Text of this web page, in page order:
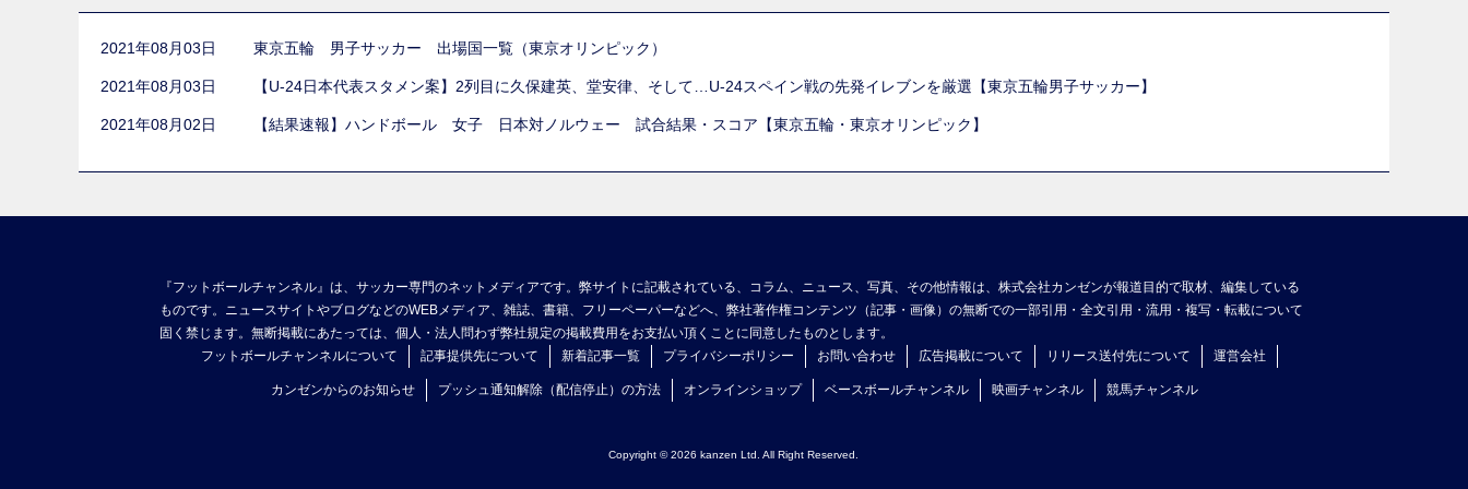
2021年08月03日 東京五輪 男子サッカー 出場国一覧（東京オリンピック）
2021年08月03日 【U-24日本代表スタメン案】2列目に久保建英、堂安律、そして…U-24スペイン戦の先発イレブンを厳選【東京五輪男子サッカー】
2021年08月02日 【結果速報】ハンドボール 女子 日本対ノルウェー 試合結果・スコア【東京五輪・東京オリンピック】
『フットボールチャンネル』は、サッカー専門のネットメディアです。弊サイトに記載されている、コラム、ニュース、写真、その他情報は、株式会社カンゼンが報道目的で取材、編集している
ものです。ニュースサイトやブログなどのWEBメディア、雑誌、書籍、フリーペーパーなどへ、弊社著作権コンテンツ（記事・画像）の無断での一部引用・全文引用・流用・複写・転載について
固く禁じます。無断掲載にあたっては、個人・法人問わず弊社規定の掲載費用をお支払い頂くことに同意したものとします。
フットボールチャンネルについて
記事提供先について 新着記事一覧 プライバシーポリシー お問い合わせ 広告掲載について リリース送付先について 運営会社
カンゼンからのお知らせ プッシュ通知解除（配信停止）の方法 オンラインショップ ベースボールチャンネル 映画チャンネル 競馬チャンネル
Copyright © 2026 kanzen Ltd. All Right Reserved.